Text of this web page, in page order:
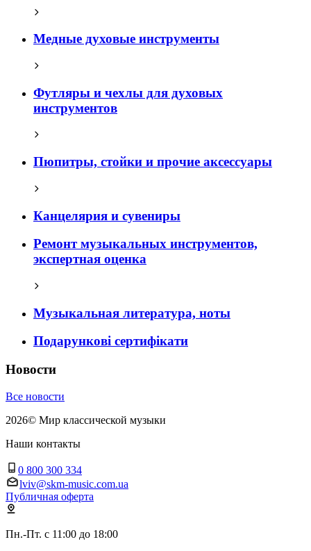
Медные духовые инструменты
Футляры и чехлы для духовых
инструментов
Пюпитры, стойки и прочие аксессуары
Канцелярия и сувениры
Ремонт музыкальных инструментов,
экспертная оценка
Музыкальная литература, ноты
Подарункові сертифікати
Новости
Все новости
2026© Мир классической музыки
Наши контакты
0 800 300 334
lviv@skm-music.com.ua
Публичная оферта
Пн.-Пт. с 11:00 до 18:00